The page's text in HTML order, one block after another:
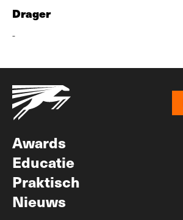
Drager
-
Awards
Educatie
Praktisch
Nieuws